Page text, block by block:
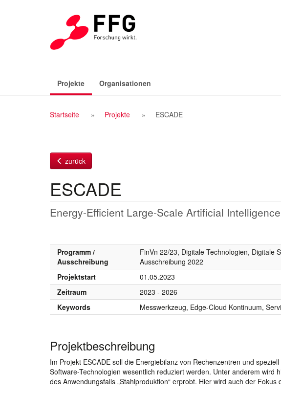
Projekte(aktiv)Organisationen
Breadcrumb
Startseite Projekte ESCADE
zurück
ESCADE
Energy-Efficient Large-Scale Artificial
Programm /
Ausschreibung
FinVn 22/23, Digitale Technologien, Digitale
Ausschreibung 2022
Projektstart 01.05.2023
Zeitraum
2023 - 2026
Keywords
Messwerkzeug, Edge-Cloud Kontinuum,
Projektbeschreibung
Im Projekt ESCADE soll die Energiebilanz von Rechenzentren und
Software-Technologien wesentlich reduziert werden. Unter anderem wird
des Anwendungsfalls „Stahlproduktion“ erprobt. Hier wird auch der